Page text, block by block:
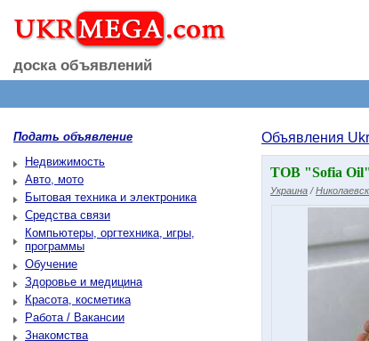
доска объявлений
Подать объявление
Недвижимость
Авто, мото
Бытовая техника и электроника
Средства связи
Компьютеры, оргтехника, игры,
программы
Обучение
Здоровье и медицина
Красота, косметика
Работа / Вакансии
Знакомства
Объявления
ТОВ "Sofia Oil"
Украина /